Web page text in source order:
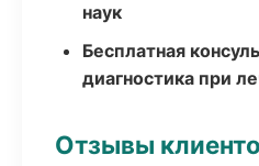
наук
Бесплатная
диагностика при
Отзывы